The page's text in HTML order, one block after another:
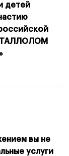
детей
вы не
услуги